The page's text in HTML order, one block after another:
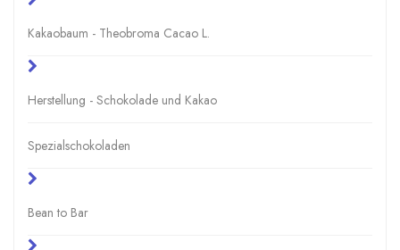
Kakaobaum - Theobroma Cacao L.
Herstellung - Schokolade und Kakao
Spezialschokoladen
Bean to Bar